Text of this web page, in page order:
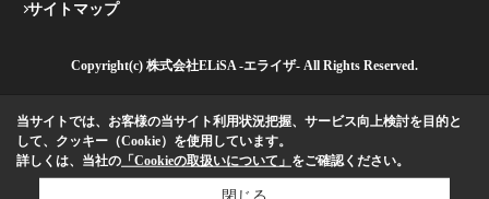
サイトマップ
Copyright(c) 株式会社ELiSA -エライザ- All Rights Reserved.
当サイトでは、お客様の当サイト利用状況把握、サービス向上検討を目的と
して、クッキー（Cookie）を使用しています。
詳しくは、当社の 「Cookieの取扱いについて」 をご確認ください。
閉じる